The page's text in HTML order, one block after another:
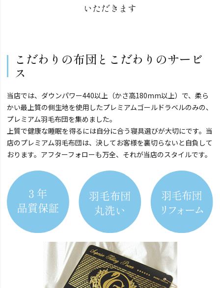
いただきます
こだわりの布団とこだわりのサービ
ス
当店では、ダウンパワー440以上（かさ高180mm以上）で、柔ら
かい最上質の側生地を使用したプレミアムゴールドラベルのみの、
プレミアム羽毛布団を集めました。
上質で健康な睡眠を得るには自分に合う寝具選びが大切にです。当
店のプレミアム羽毛布団は、決してお客様を裏切らないと自負して
おります。アフターフォローも万全、それが当店のスタイルです。